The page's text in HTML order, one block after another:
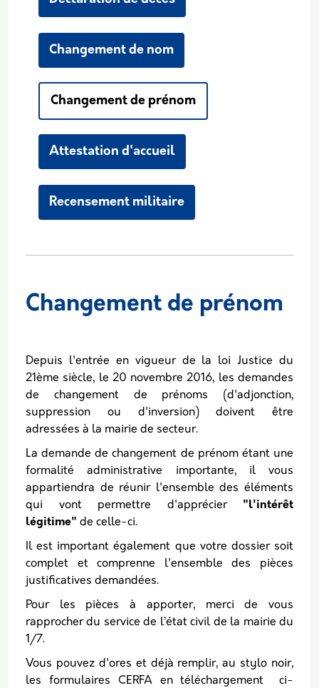
Changement de nom
Changement de prénom
Attestation d'accueil
Recensement militaire
Changement de prénom
Body
Depuis l'entrée en vigueur de la loi Justice du
21ème siècle, le 20 novembre 2016, les demandes
de changement de prénoms (d'adjonction,
suppression ou d'inversion) doivent être
adressées à la mairie de secteur.
La demande de changement de prénom étant une
formalité administrative importante, il vous
appartiendra de réunir l'ensemble des éléments
qui vont permettre d'apprécier "l'intérêt
légitime" de celle-ci.
Il est important également que votre dossier soit
complet et comprenne l'ensemble des pièces
justificatives demandées.
Pour les pièces à apporter, merci de vous
rapprocher du service de l’état civil de la mairie du
1/7.
Vous pouvez d'ores et déjà remplir, au stylo noir,
les formulaires CERFA en téléchargement ci-